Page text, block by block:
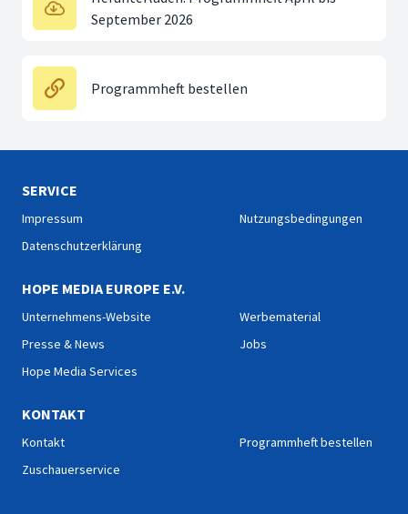
September 2026
Programmheft bestellen
SERVICE
Impressum
Datenschutzerklärung
Nutzungsbedingungen
HOPE MEDIA EUROPE E.V.
Unternehmens-Website
Presse & News
Hope Media Services
Werbematerial
Jobs
KONTAKT
Kontakt
Zuschauerservice
Programmheft bestellen